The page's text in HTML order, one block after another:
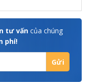
tư vấn của chúng
phí!